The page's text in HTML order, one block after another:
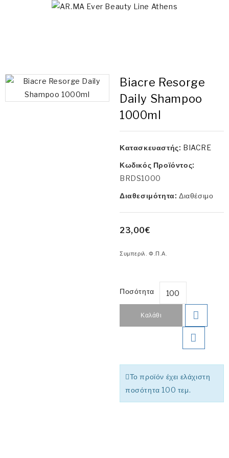
Biacre Resorge
Daily Shampoo
1000ml
Κατασκευαστής: BIACRE
Κωδικός Προϊόντος:
BRDS1000
Διαθεσιμότητα: Διαθέσιμο
23,00€
Συμπεριλ. Φ.Π.Α.
Ποσότητα
Καλάθι
Το προϊόν έχει ελάχιστη
ποσότητα 100 τεμ.